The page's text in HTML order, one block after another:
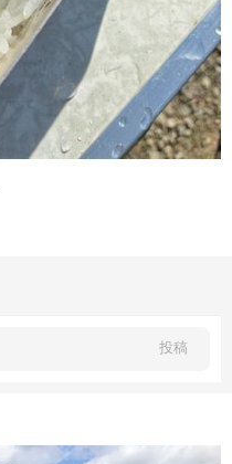
投稿